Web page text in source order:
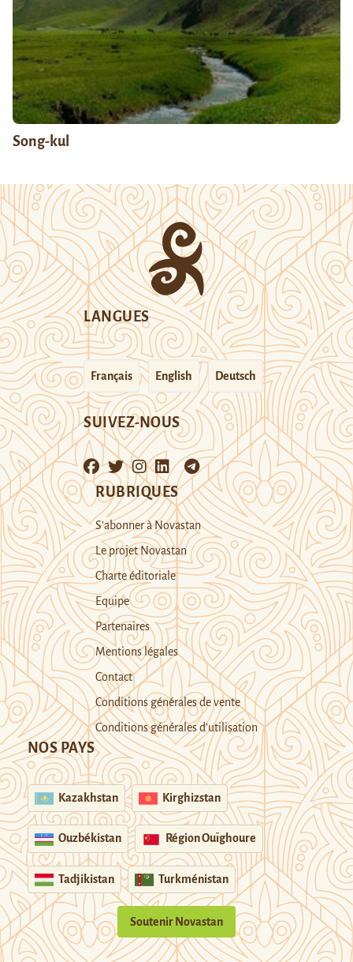
Song-kul
LANGUES
Français English Deutsch
SUIVEZ-NOUS
RUBRIQUES
S’abonner à Novastan
Le projet Novastan
Charte éditoriale
Equipe
Partenaires
Mentions légales
Contact
Conditions générales de vente
Conditions générales d’utilisation
NOS PAYS
Kazakhstan Kirghizstan
Ouzbékistan Région Ouïghoure
Tadjikistan Turkménistan
Soutenir Novastan